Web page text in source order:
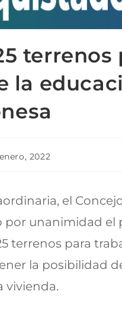
terrenos
la
2022
el
por unanimidad el
terrenos para
la posibilidad
vivienda.